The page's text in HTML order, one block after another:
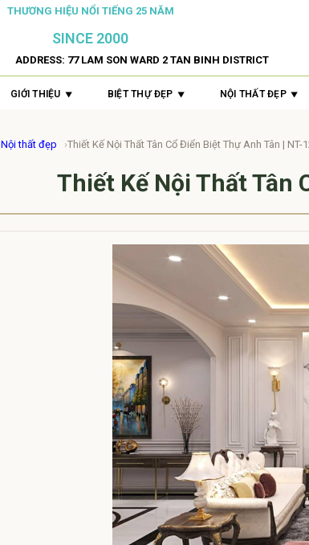
THƯƠNG HIỆU NỔI TIẾNG 25 NĂM
SINCE 2000
ADDRESS: 77 LAM SON WARD 2 TAN BINH DISTRICT
GIỚI THIỆU BIỆT THỰ ĐẸP NỘI THẤT ĐẸP
Nội thất đẹp Thiết Kế Nội Thất Tân Cổ Điển Biệt Thự Anh Tân | NT-
Thiết Kế Nội Thất Tân